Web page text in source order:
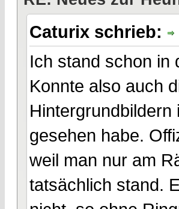
Caturix schrieb:
Ich stand schon in
Konnte also auch
gesehen habe.
weil man nur am
tatsächlich stand.